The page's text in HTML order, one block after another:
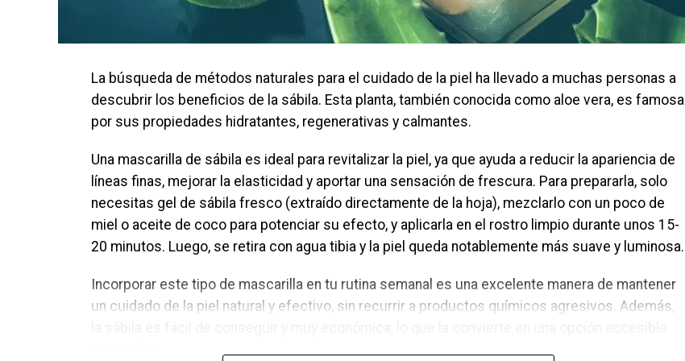
La búsqueda de métodos naturales para el cuidado de la piel ha llevado a muchas personas a
descubrir los beneficios de la sábila. Esta planta, también conocida como aloe vera, es famosa
por sus propiedades hidratantes, regenerativas y calmantes.
Una mascarilla de sábila es ideal para revitalizar la piel, ya que ayuda a reducir la apariencia de
líneas finas, mejorar la elasticidad y aportar una sensación de frescura. Para prepararla, solo
necesitas gel de sábila fresco (extraído directamente de la hoja), mezclarlo con un poco de
miel o aceite de coco para potenciar su efecto, y aplicarla en el rostro limpio durante unos 15-
20 minutos. Luego, se retira con agua tibia y la piel queda notablemente más suave y luminosa.
Incorporar este tipo de mascarilla en tu rutina semanal es una excelente manera de mantener
un cuidado de la piel natural y efectivo, sin recurrir a productos químicos agresivos. Además,